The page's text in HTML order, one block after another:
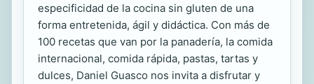
especificidad de la cocina sin gluten de una
forma entretenida, ágil y didáctica. Con más de
100 recetas que van por la panadería, la comida
internacional, comida rápida, pastas, tartas y
dulces, Daniel Guasco nos invita a disfrutar y